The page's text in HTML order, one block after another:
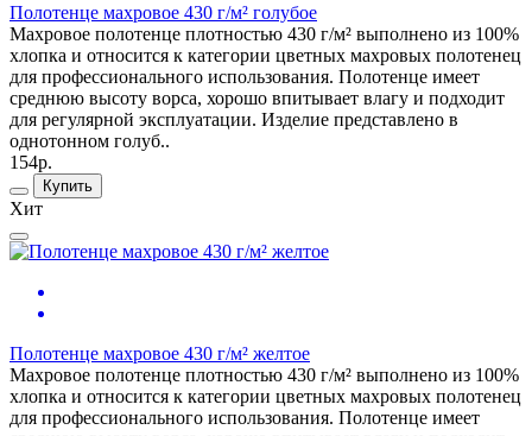
Полотенце махровое 430 г/м² голубое
Махровое полотенце плотностью 430 г/м² выполнено из 100%
хлопка и относится к категории цветных махровых полотенец
для профессионального использования. Полотенце имеет
среднюю высоту ворса, хорошо впитывает влагу и подходит
для регулярной эксплуатации. Изделие представлено в
однотонном голуб..
154р.
Купить
Хит
Полотенце махровое 430 г/м² желтое
Махровое полотенце плотностью 430 г/м² выполнено из 100%
хлопка и относится к категории цветных махровых полотенец
для профессионального использования. Полотенце имеет